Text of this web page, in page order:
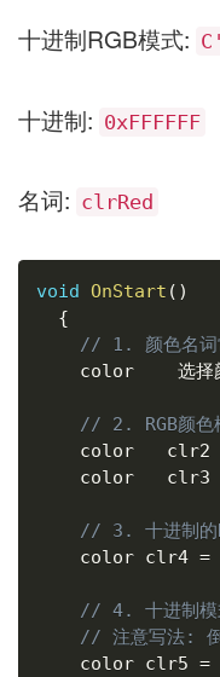
十进制RGB模式:
十进制: 0xFFFFFF
名词: clrRed
void OnStart ( )
{
// 1. 颜色名词
color    选择
// 2. RGB颜色
    color   clr2
    color   clr3
// 3. 十进制的
    color clr4
=
// 4. 十进制模
// 注意写法:
    color clr5
=